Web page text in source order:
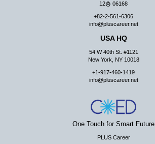
12층 06168
+82-2-561-6306
info@pluscareer.net
USA HQ
54 W 40th St. #1121
New York, NY 10018
+1-917-460-1419
info@pluscareer.net
One Touch for Smart Future
PLUS Career